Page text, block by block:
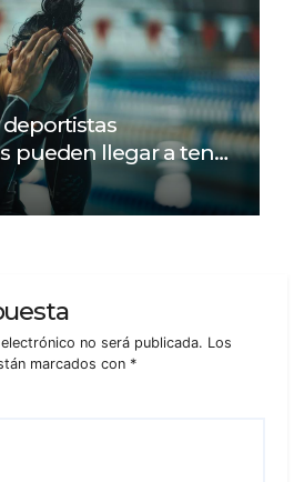
pueden llegar a tener
su salud mental?
no será publicada. Los
marcados con *